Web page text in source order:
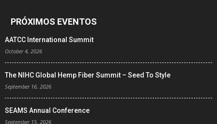
PRÓXIMOS EVENTOS
AATCC International Summit
October 4, 2026
The NIHC Global Hemp Fiber Summit – Seed To Style
September 16, 2026
SEAMS Annual Conference
September 15, 2026